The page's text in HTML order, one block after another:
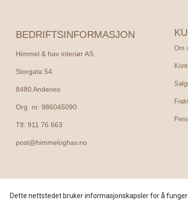
BEDRIFTSINFORMASJON
Himmel & hav interiør AS
Storgata 54
8480 Andenes
Org. nr. 986045090
Tlf: 911 76 663
post@himmeloghav.no
Om
Dette nettstedet bruker informasjonskapsler for å